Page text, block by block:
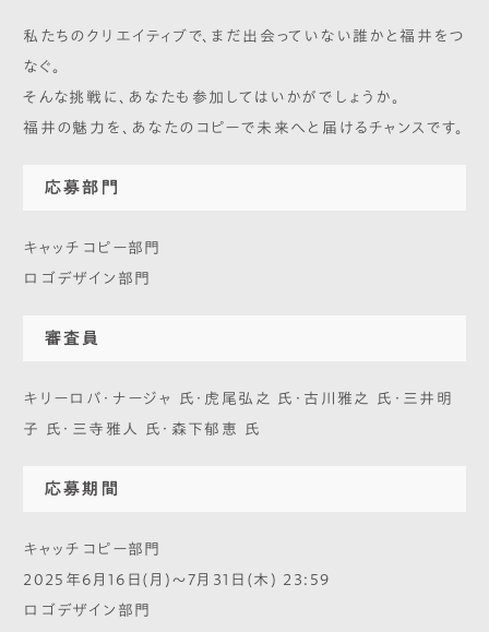
私たちのクリエイティブで、まだ出会っていない誰かと福井をつ
なぐ。
そんな挑戦に、あなたも参加してはいかがでしょうか。
福井の魅力を、あなたのコピーで未来へと届けるチャンスです。
応募部門
キャッチコピー部門
ロゴデザイン部門
審査員
キリーロバ・ナージャ 氏・虎尾弘之 氏・古川雅之 氏・三井明
子 氏・三寺雅人 氏・森下郁恵 氏
応募期間
キャッチコピー部門
2025年6月16日(月)～7月31日(木) 23:59
ロゴデザイン部門